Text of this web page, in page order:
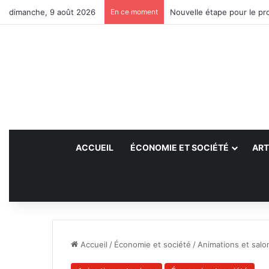
dimanche, 9 août 2026 En ce moment Nouvelle étape pour le
ACCUEIL ÉCONOMIE ET SOCIÉTÉ
Accueil / Économie et société / Animations et